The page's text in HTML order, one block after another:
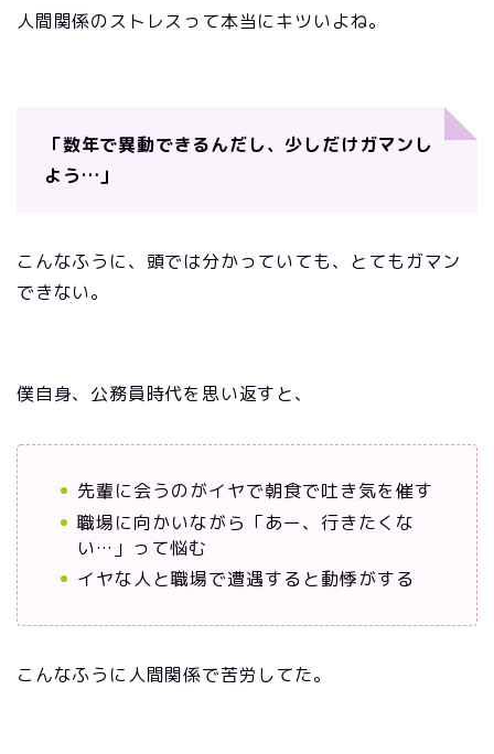
人間関係のストレスって本当にキツいよね。
「数年で異動できるんだし、少しだけガマンし
よう…」
こんなふうに、頭では分かっていても、とてもガマン
できない。
僕自身、公務員時代を思い返すと、
先輩に会うのがイヤで朝食で吐き気を催す
職場に向かいながら「あー、行きたくな
い…」って悩む
イヤな人と職場で遭遇すると動悸がする
こんなふうに人間関係で苦労してた。